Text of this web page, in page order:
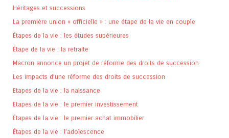
Héritages et successions
La première union « officielle » : une étape de la vie en couple
Étapes de la vie : les études supérieures
Étape de la vie : la retraite
Macron annonce un projet de réforme des droits de succession
Les impacts d’une réforme des droits de succession
Etapes de la vie : la naissance
Etapes de la vie : le premier investissement
Étapes de la vie : le premier achat immobilier
Étapes de la vie : l’adolescence